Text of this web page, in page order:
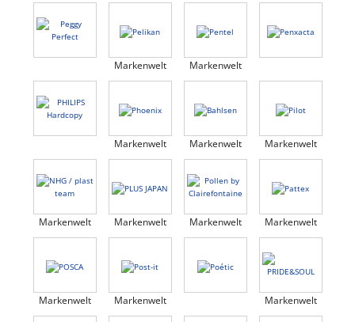
Markenwelt Markenwelt
Markenwelt Markenwelt Markenwelt
Markenwelt Markenwelt Markenwelt Markenwelt
Markenwelt Markenwelt Markenwelt